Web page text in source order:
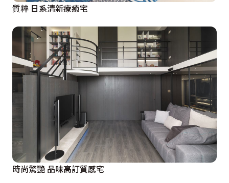
質粹 日系清新療癒宅
時尚驚艷 品味高訂質感宅